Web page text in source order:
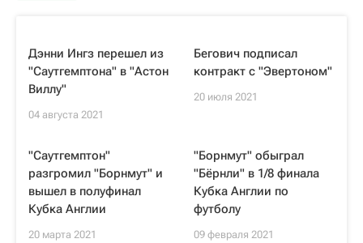
Дэнни Ингз перешел из
"Саутгемптона" в "Астон
Виллу"
04 августа 2021
Бегович подписал
контракт с "Эвертоном"
20 июля 2021
"Саутгемптон"
разгромил "Борнмут" и
вышел в полуфинал
Кубка Англии
20 марта 2021
"Борнмут" обыграл
"Бёрнли" в 1/8 финала
Кубка Англии по
футболу
09 февраля 2021